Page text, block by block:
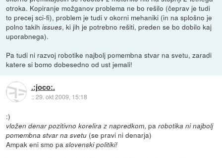
otroka. Kopiranje možganov problema ne bo rešilo (čeprav je tudi
to precej sci-fi), problem je tudi v okorni mehaniki (in na splošno je
polno takihissues, ki jih je potrebno rešiti, preden se bo dobilo kaj
uporabnega).
Pa tudi ni razvoj robotike najbolj pomembna stvar na svetu, zaradi
katere si bomo dobesedno od ust jemali!
.:joco:.
::29. okt 2009, 15:18
:)
vložen denar pozitivno korelira z napredkom, parobotika ni najbolj
pomembna stvar na svetu (se pravi ni denarja)
Ampak eni smo paslovenski politiki!